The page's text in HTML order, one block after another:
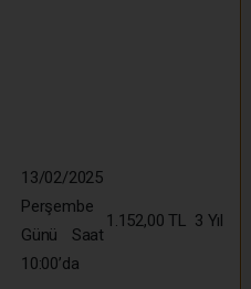
13/02/2025
Perşembe
Günü Saat
10:00’da
1.152,00 TL 3 Yıl